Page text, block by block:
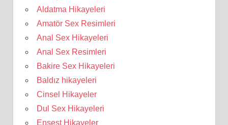
Aldatma Hikayeleri
Amatör Sex Resimleri
Anal Sex Hikayeleri
Anal Sex Resimleri
Bakire Sex Hikayeleri
Baldız hikayeleri
Cinsel Hikayeler
Dul Sex Hikayeleri
Ensest Hikayeler